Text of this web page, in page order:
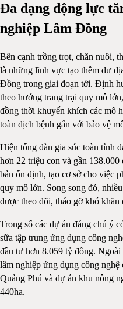
Đa dạng động lực
nghiệp Lâm Đồng
Bên cạnh trồng trọt, chăn nuôi,
là những lĩnh vực tạo thêm dư
Đồng trong giai đoạn tới. Định
theo hướng trang trại quy mô
đồng thời khuyến khích các mô
toàn dịch bệnh gắn với bảo vệ
Hiện tổng đàn gia súc toàn tỉnh
hơn 22 triệu con và gần
bản ổn định, tạo cơ sở cho việc
quy mô lớn. Song song đó,
được theo dõi, tháo gỡ khó khăn
Trong số các dự án đáng chú ý
sữa tập trung ứng dụng công
đầu tư hơn 8.059 tỷ đồng. Ngoài
lâm nghiệp ứng dụng công
Quảng Phú và dự án khu nông
440ha.